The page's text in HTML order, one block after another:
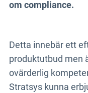
om compliance.
Detta innebär ett
produktutbud men
ovärderlig
Stratsys kunna